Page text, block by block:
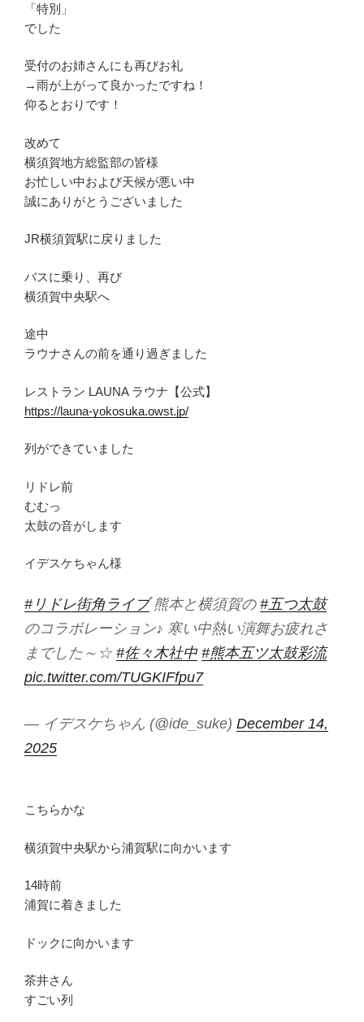
「特別」
でした
受付のお姉さんにも再びお礼
→雨が上がって良かったですね！
仰るとおりです！
改めて
横須賀地方総監部の皆様
お忙しい中および天候が悪い中
誠にありがとうございました
JR横須賀駅に戻りました
バスに乗り、再び
横須賀中央駅へ
途中
ラウナさんの前を通り過ぎました
レストラン LAUNA ラウナ【公式】
https://launa-yokosuka.owst.jp/
列ができていました
リドレ前
むむっ
太鼓の音がします
イデスケちゃん様
#リドレ街角ライブ熊本と横須賀の #五つ太鼓
のコラボレーション♪ 寒い中熱い演舞お疲れさ
までした～☆ #佐々木社中 #熊本五ツ太鼓彩流
pic.twitter.com/TUGKIFfpu7
— イデスケちゃん (@ide_suke) December 14,
2025
こちらかな
横須賀中央駅から浦賀駅に向かいます
14時前
浦賀に着きました
ドックに向かいます
茶井さん
すごい列